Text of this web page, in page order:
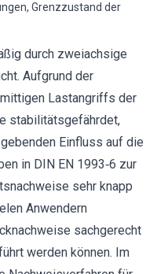
Grenzzustand der
durch zweiachsige
Aufgrund der
Lastangriffs der
stabilitätsgefährdet,
Einfluss auf die
in DIN EN 1993‐6 zur
sehr knapp
Anwendern
sachgerecht
werden können. Im